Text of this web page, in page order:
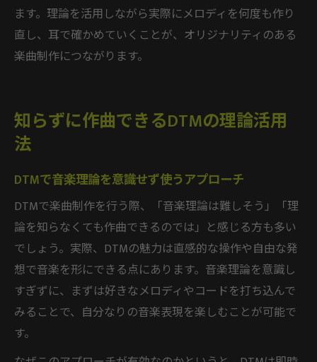
ます。理論を活用しながら実際にメロディを何度も作り
直し、耳で確かめていくことが、オリジナリティのある
楽曲制作につながります。
知らずに作曲できるDTMの理論活用
法
DTMで音楽理論を意識せず使うアプローチ
DTMで楽曲制作を行う際、「音楽理論は難しそう」「理
論を知らなくても作曲できるのでは」と感じる方も多い
でしょう。実際、DTMの魅力は直感的な操作や自由な発
想で音楽を形にできる点にあります。音楽理論を意識し
すぎずに、まずは好きなメロディやコードを打ち込んで
みることで、自分なりの音楽表現を楽しむことが可能で
す。